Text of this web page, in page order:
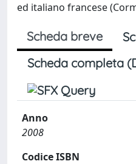
ed italiano francese
Scheda breve
Scheda completa
Anno
2008
Codice ISBN